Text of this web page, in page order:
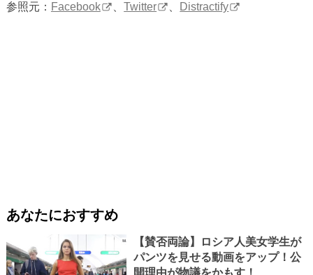
参照元： Facebook 、Twitter Distractify
あなたにおすすめ
【賛否両論】ロシア人美女学生が
パンツを見せる動画をアップ！公
開理由が物議をかもす！